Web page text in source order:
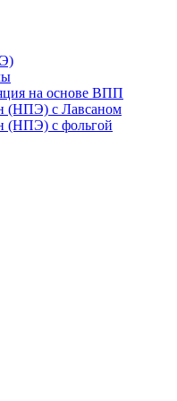
на основе ВПП
(НПЭ) с Лавсаном
(НПЭ) с фольгой